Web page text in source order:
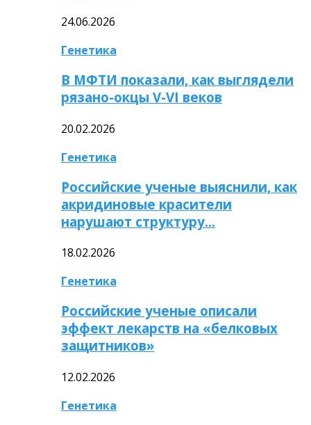
24.06.2026
Генетика
В МФТИ показали, как выглядели
рязано-окцы V-VI веков
20.02.2026
Генетика
Российские ученые выяснили, как
акридиновые красители
нарушают структуру…
18.02.2026
Генетика
Российские ученые описали
эффект лекарств на «белковых
защитников»
12.02.2026
Генетика